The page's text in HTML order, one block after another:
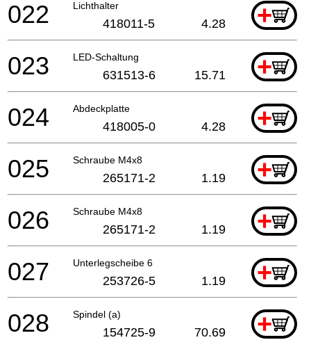
Lichthalter +
022 418011-5 4.28
LED-Schaltung +
023 631513-6 15.71
Abdeckplatte +
024 418005-0 4.28
Schraube M4x8 +
025 265171-2 1.19
Schraube M4x8 +
026 265171-2 1.19
Unterlegscheibe 6 +
027 253726-5 1.19
Spindel (a) +
028 154725-9 70.69